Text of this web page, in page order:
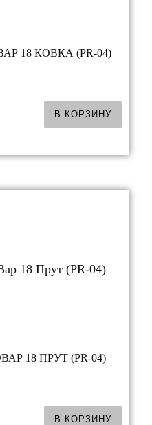
18 КОВКА (PR-04)
В КОРЗИНУ
18 ПРУТ (PR-04)
В КОРЗИНУ